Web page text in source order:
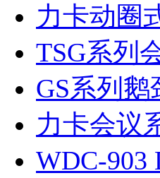
力卡动圈
TSG系列
GS系列鹅
力卡会议
WDC-903